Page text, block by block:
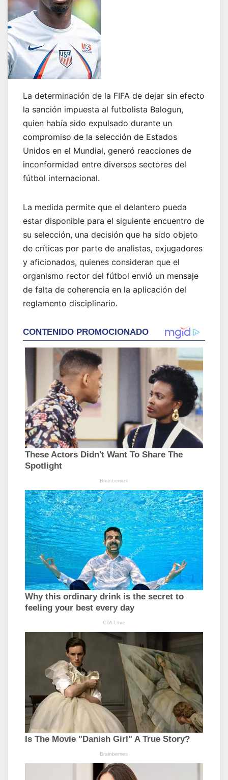
La determinación de la FIFA de dejar sin efecto
la sanción impuesta al futbolista Balogun,
quien había sido expulsado durante un
compromiso de la selección de Estados
Unidos en el Mundial, generó reacciones de
inconformidad entre diversos sectores del
fútbol internacional.
La medida permite que el delantero pueda
estar disponible para el siguiente encuentro de
su selección, una decisión que ha sido objeto
de críticas por parte de analistas, exjugadores
y aficionados, quienes consideran que el
organismo rector del fútbol envió un mensaje
de falta de coherencia en la aplicación del
reglamento disciplinario.